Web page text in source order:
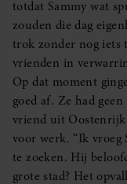
totdat Sammy wat
zouden die dag
trok zonder nog iets
vrienden in
Op dat moment
goed af. Ze had
vriend uit Oostenrijk
voor werk. “Ik vroeg
te zoeken. Hij
grote stad? Het